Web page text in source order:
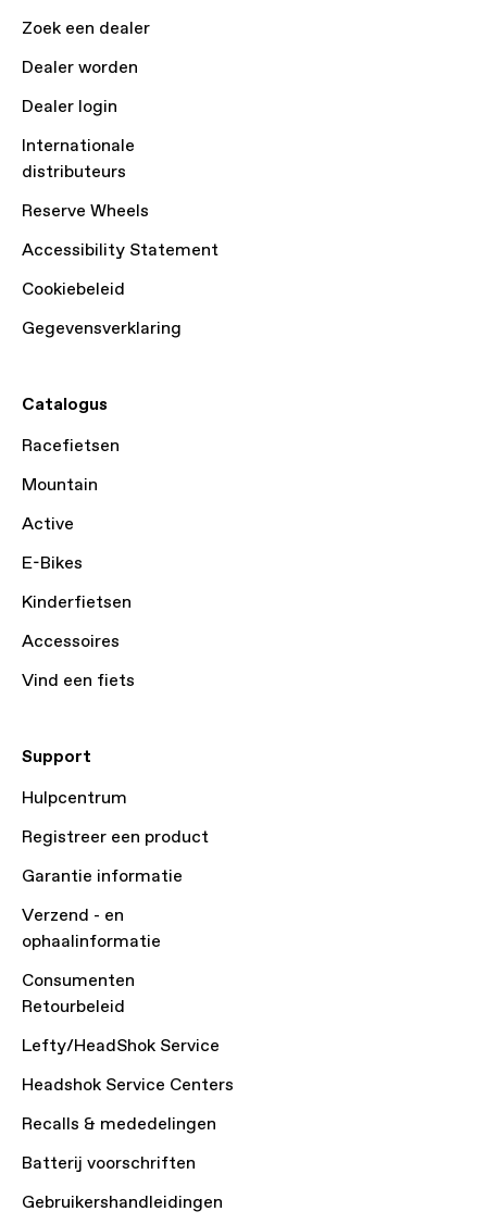
Zoek een dealer
Dealer worden
Dealer login
Internationale
distributeurs
Reserve Wheels
Accessibility Statement
Cookiebeleid
Gegevensverklaring
Catalogus
Racefietsen
Mountain
Active
E-Bikes
Kinderfietsen
Accessoires
Vind een fiets
Support
Hulpcentrum
Registreer een product
Garantie informatie
Verzend - en
ophaalinformatie
Consumenten
Retourbeleid
Lefty/HeadShok Service
Headshok Service Centers
Recalls & mededelingen
Batterij voorschriften
Gebruikershandleidingen